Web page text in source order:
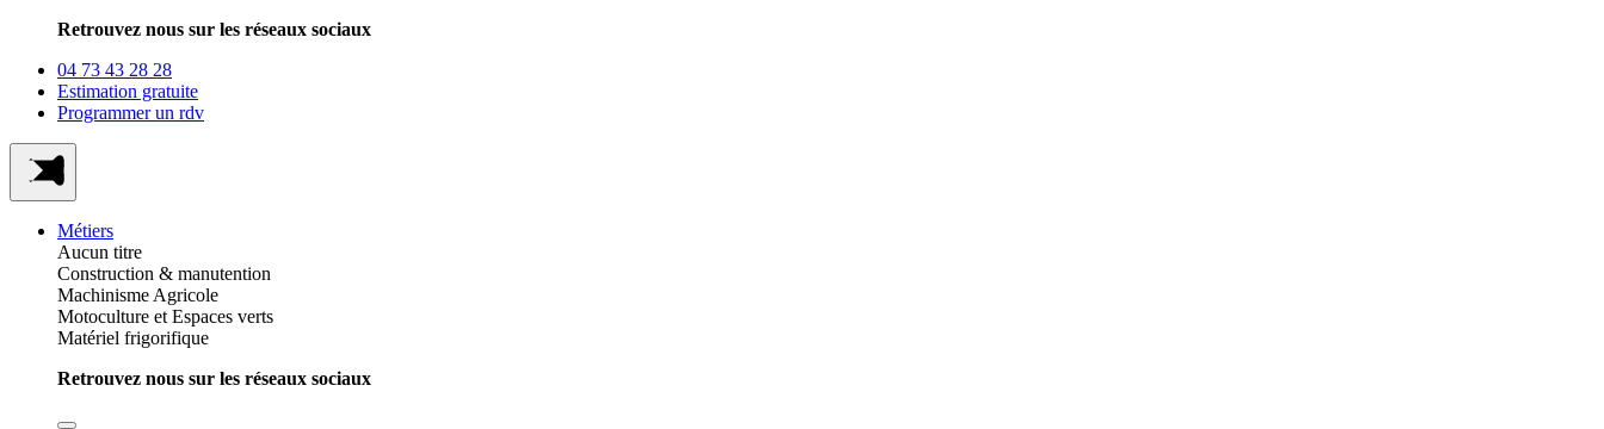
Retrouvez nous sur les réseaux sociaux
04 73 43 28 28
Estimation gratuite
Programmer un rdv
Métiers
Aucun titre
Construction & manutention
Machinisme Agricole
Motoculture et Espaces verts
Matériel frigorifique
Retrouvez nous sur les réseaux sociaux